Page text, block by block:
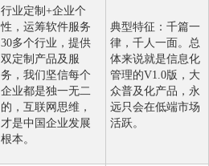
行业定制+企业个
性，运筹软件服务
30多个行业，提供
双定制产品及服
务，我们坚信每个
企业都是独一无二
的，互联网思维，
才是中国企业发展
根本。
典型特征：千篇一
律，千人一面。总
体来说就是信息化
管理的V1.0版，大
众普及化产品，永
远只会在低端市场
活跃。